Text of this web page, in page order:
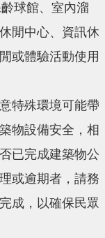
球館、室內溜
閒中心、資訊休
或體驗活動使用
特殊環境可能帶
物設備安全，相
已完成建築物公
或逾期者，請務
成，以確保民眾